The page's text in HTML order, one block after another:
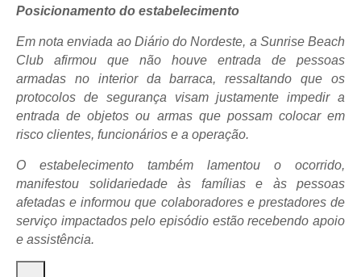
Posicionamento do estabelecimento
Em nota enviada ao Diário do Nordeste, a Sunrise Beach
Club afirmou que não houve entrada de pessoas
armadas no interior da barraca, ressaltando que os
protocolos de segurança visam justamente impedir a
entrada de objetos ou armas que possam colocar em
risco clientes, funcionários e a operação.
O estabelecimento também lamentou o ocorrido,
manifestou solidariedade às famílias e às pessoas
afetadas e informou que colaboradores e prestadores de
serviço impactados pelo episódio estão recebendo apoio
e assistência.